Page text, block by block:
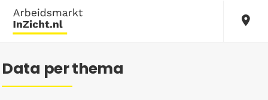
Data per thema